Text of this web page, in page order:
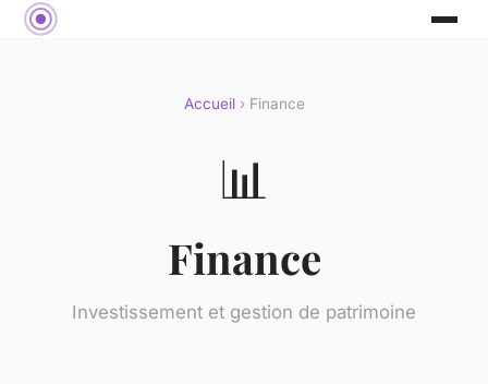
Accueil› Finance
📊
Finance
Investissement et gestion de patrimoine